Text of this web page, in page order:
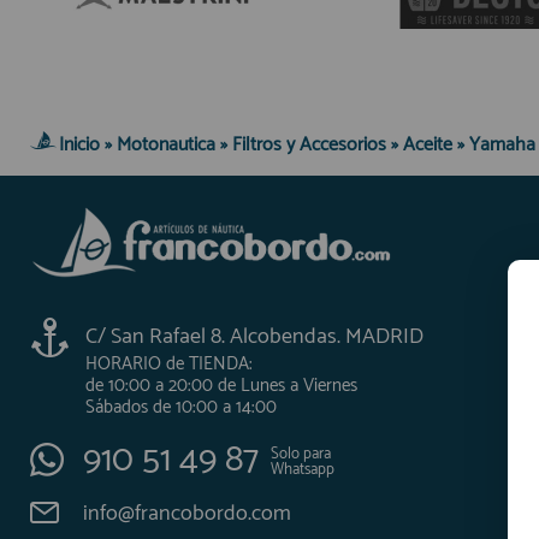
INFORMACION
910 60 71 03
HORARIO de TIENDA:
de 10:00 a 20:00 de Lunes a Viernes
910 51 49 87 Solo para
Whatsapp
info@francobordo.com
Inicio» Motonautica» Filtros y Accesorios»Aceite»Yamaha
C/ San Rafael 8. Alcobendas. MADRID
HORARIO de TIENDA:
de 10:00 a 20:00 de Lunes a Viernes
Sábados de 10:00 a 14:00
910 51 49 87 Solo para
Whatsapp
info@francobordo.com